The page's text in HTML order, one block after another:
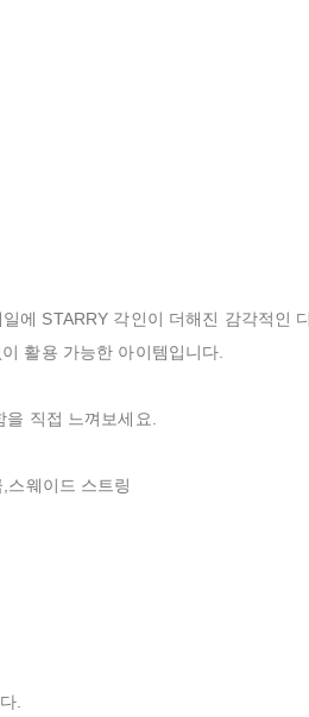
에 STARRY 각인이 더해진 감각적인
활용 가능한 아이템입니다.
직접 느껴보세요.
웨이드 스트링
.